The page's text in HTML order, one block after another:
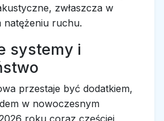
zwłaszcza w
natężeniu ruchu.
systemy i
przestaje być dodatkiem,
w nowoczesnym